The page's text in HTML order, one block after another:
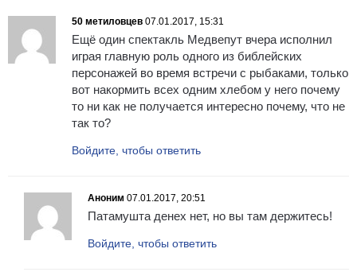
50 метиловцев 07.01.2017, 15:31
Ещё один спектакль Медвепут вчера исполнил
играя главную роль одного из библейских
персонажей во время встречи с рыбаками, только
вот накормить всех одним хлебом у него почему
то ни как не получается интересно почему, что не
так то?
Войдите, чтобы ответить
Аноним 07.01.2017, 20:51
Патамушта денех нет, но вы там держитесь!
Войдите, чтобы ответить